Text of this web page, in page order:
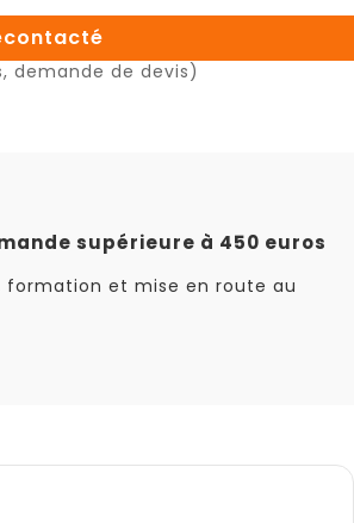
demande de devis)
supérieure à 450 euros
et mise en route au